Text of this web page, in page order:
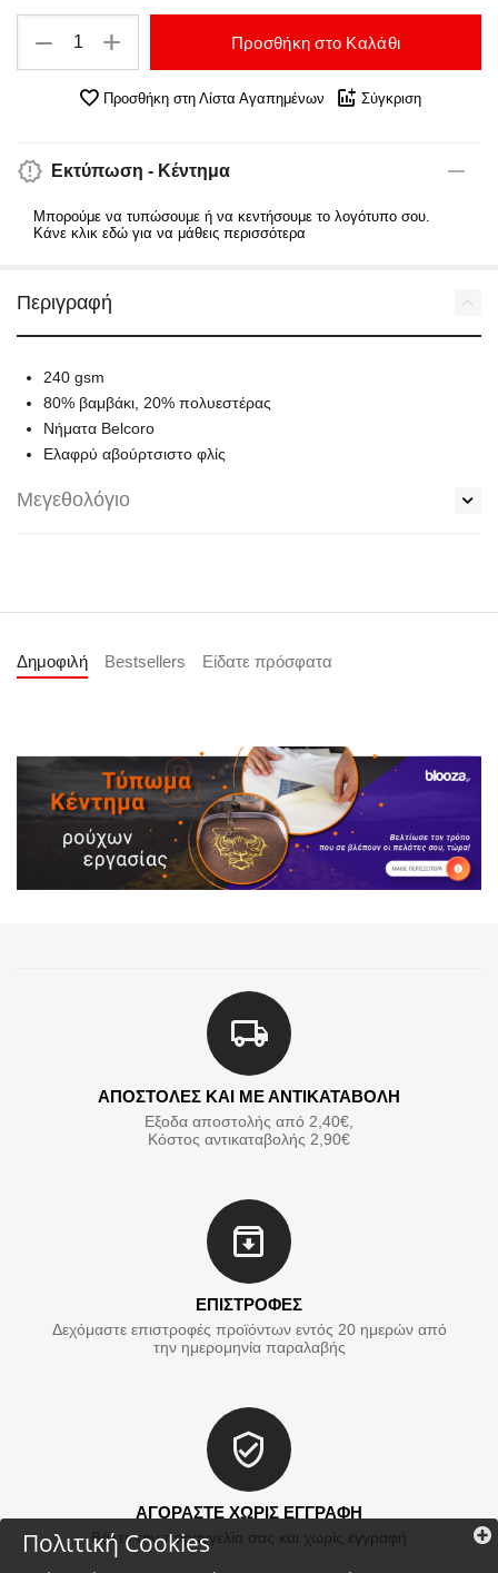
+
− Προσθήκη στο Καλάθι
Προσθήκη στη Λίστα Αγαπημένων Σύγκριση
Εκτύπωση - Κέντημα
Μπορούμε να τυπώσουμε ή να κεντήσουμε το λογότυπο σου.
Κάνε κλικ εδώ για να μάθεις περισσότερα
Περιγραφή
240 gsm
80% βαμβάκι, 20% πολυεστέρας
Νήματα Belcoro
Ελαφρύ αβούρτσιστο φλίς
Μεγεθολόγιο
Δημοφιλή Bestsellers Είδατε πρόσφατα
ΑΠΟΣΤΟΛΕΣ ΚΑΙ ΜΕ ΑΝΤΙΚΑΤΑΒΟΛΗ
Εξοδα αποστολής από 2,40€,
Κόστος αντικαταβολής 2,90€
ΕΠΙΣΤΡΟΦΕΣ
Δεχόμαστε επιστροφές προϊόντων εντός 20 ημερών από
την ημερομηνία παραλαβής
ΑΓΟΡΑΣΤΕ ΧΩΡΙΣ ΕΓΓΡΑΦΗ
Βάλτε την παραγγελία σας και χωρίς εγγραφή
Πολιτική Cookies